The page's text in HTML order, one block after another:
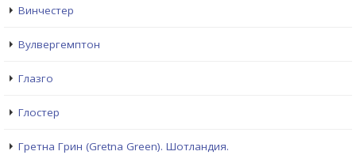
Винчестер
Вулвергемптон
Глазго
Глостер
Гретна Грин (Gretna Green). Шотландия.